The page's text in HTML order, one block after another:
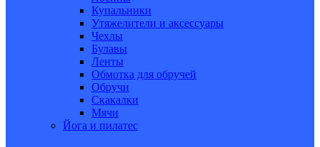
Купальники
Утяжелители и аксессуары
Чехлы
Булавы
Ленты
Обмотка для обручей
Обручи
Скакалки
Мячи
Йога и пилатес